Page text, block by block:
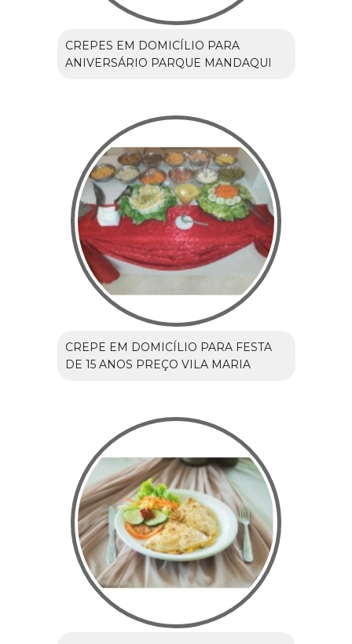
CREPES EM DOMICÍLIO PARA
ANIVERSÁRIO PARQUE MANDAQUI
CREPE EM DOMICÍLIO PARA FESTA
DE 15 ANOS PREÇO VILA MARIA